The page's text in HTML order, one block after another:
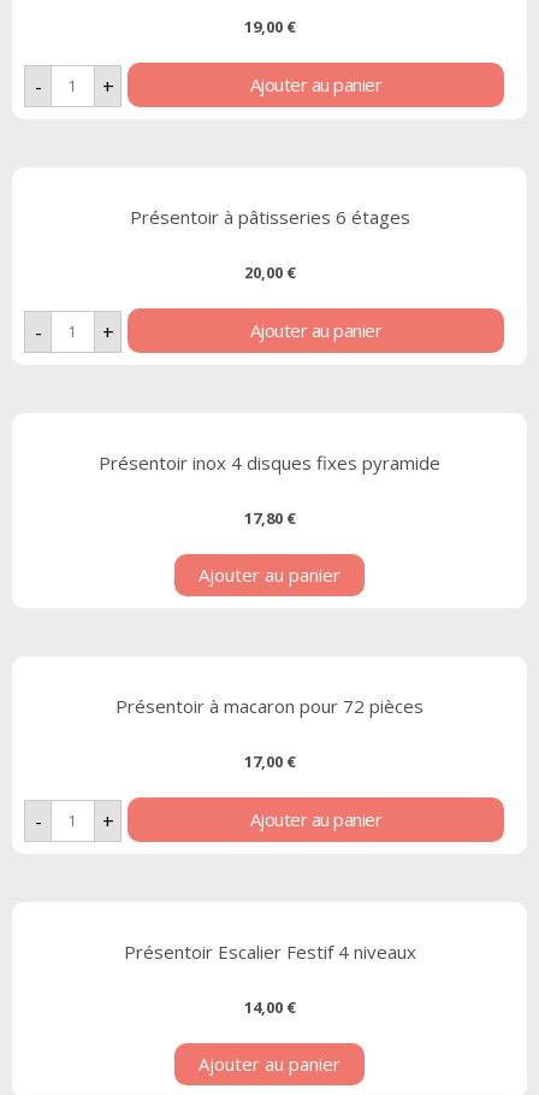
19,00 €
- + Ajouter au panier
Présentoir à pâtisseries 6 étages
20,00 €
- + Ajouter au panier
Présentoir inox 4 disques fixes pyramide
17,80 €
Ajouter au panier
Présentoir à macaron pour 72 pièces
17,00 €
- + Ajouter au panier
Présentoir Escalier Festif 4 niveaux
14,00 €
Ajouter au panier